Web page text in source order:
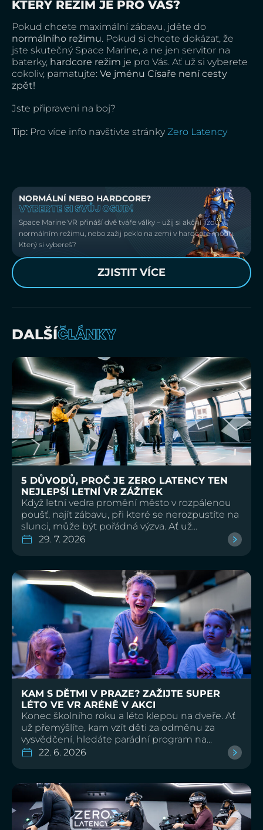
KTERÝ REŽIM JE PRO VÁS?
Pokud chcete maximální zábavu, jděte do
normálního režimu. Pokud si chcete dokázat, že
jste skutečný Space Marine, a ne jen servitor na
baterky, hardcore režim je pro Vás. Ať už si vyberete
cokoliv, pamatujte: Ve jménu Císaře není cesty
zpět!
Jste připraveni na boj?
Tip: Pro více info navštivte stránky Zero Latency
NORMÁLNÍ NEBO HARDCORE?
VYBERTE SI SVŮJ OSUD!
Space Marine VR přináší dvě tváře války – užij si akční jízdu v
normálním režimu, nebo zažij peklo na zemi v hardcore módu.
Který si vybereš?
ZJISTIT VÍCE
DALŠÍČLÁNKY
5 DŮVODŮ, PROČ JE ZERO LATENCY TEN
NEJLEPŠÍ LETNÍ VR ZÁŽITEK
Když letní vedra promění město v rozpálenou
poušť, najít zábavu, při které se nerozpustíte na
slunci, může být pořádná výzva. Ať už...
29. 7. 2026
KAM S DĚTMI V PRAZE? ZAŽIJTE SUPER
LÉTO VE VR ARÉNĚ V AKCI
Konec školního roku a léto klepou na dveře. Ať
už přemýšlíte, kam vzít děti za odměnu za
vysvědčení, hledáte parádní program na...
22. 6. 2026